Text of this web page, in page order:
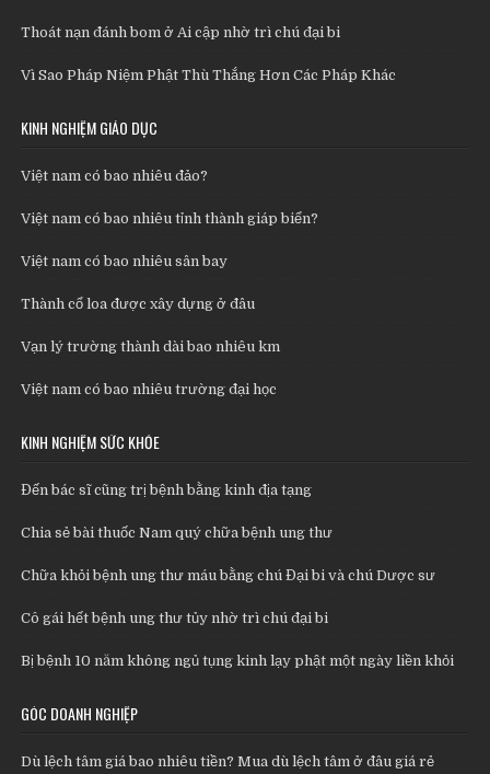
Thoát nạn đánh bom ở Ai cập nhờ trì chú đại bi
Vì Sao Pháp Niệm Phật Thù Thắng Hơn Các Pháp Khác
KINH NGHIỆM GIÁO DỤC
Việt nam có bao nhiêu đảo?
Việt nam có bao nhiêu tỉnh thành giáp biển?
Việt nam có bao nhiêu sân bay
Thành cổ loa được xây dựng ở đâu
Vạn lý trường thành dài bao nhiêu km
Việt nam có bao nhiêu trường đại học
KINH NGHIỆM SỨC KHỎE
Đến bác sĩ cũng trị bệnh bằng kinh địa tạng
Chia sẻ bài thuốc Nam quý chữa bệnh ung thư
Chữa khỏi bệnh ung thư máu bằng chú Đại bi và chú Dược sư
Cô gái hết bệnh ung thư tủy nhờ trì chú đại bi
Bị bệnh 10 năm không ngủ tụng kinh lạy phật một ngày liền khỏi
GÓC DOANH NGHIỆP
Dù lệch tâm giá bao nhiêu tiền? Mua dù lệch tâm ở đâu giá rẻ